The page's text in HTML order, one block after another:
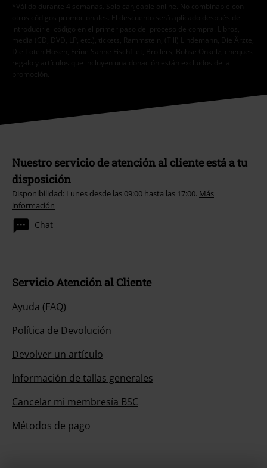
*Válido durante 4 semanas. Solo canjeable online. No combinable con
otros códigos promocionales. El descuento será aplicado después de
introducir el código en el primer paso del proceso de compra. Libros,
media (CD, DVD, LP, etc.), tickets, Rammstein, (Till) Lindemann, Die Ärzte,
Die Toten Hosen, Feine Sahne Fischfilet, Broilers, Böhse Onkelz, cheques-
regalo y artículos que incluyen una donación están excluidos de la
promoción.
Nuestro servicio de atención al cliente está a tu
disposición
Disponibilidad: Lunes desde las 09:00 hasta las 17:00. Más
información
Chat
Servicio Atención al Cliente
Ayuda (FAQ)
Política de Devolución
Devolver un artículo
Información de tallas generales
Cancelar mi membresía BSC
Métodos de pago